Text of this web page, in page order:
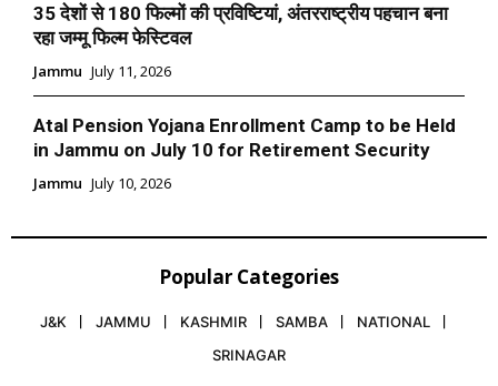
35 देशों से 180 फिल्मों की प्रविष्टियां, अंतरराष्ट्रीय पहचान बना
रहा जम्मू फिल्म फेस्टिवल
Jammu July 11, 2026
Atal Pension Yojana Enrollment Camp to be Held
in Jammu on July 10 for Retirement Security
Jammu July 10, 2026
Popular Categories
J&K JAMMU KASHMIR SAMBA
NATIONAL
SRINAGAR